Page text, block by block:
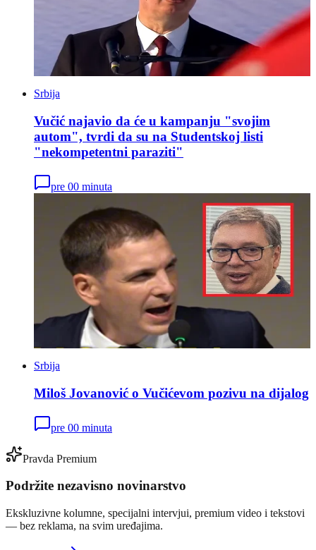
Srbija
Vučić najavio da će u kampanju "svojim
autom", tvrdi da su na Studentskoj listi
"nekompetentni paraziti"
pre 00 minuta
Srbija
Miloš Jovanović o Vučićevom pozivu na dijalog
pre 00 minuta
Pravda Premium
Podržite nezavisno novinarstvo
Ekskluzivne kolumne, specijalni intervjui, premium video i tekstovi
— bez reklama, na svim uređajima.